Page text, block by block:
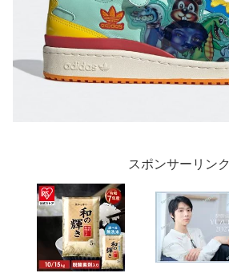
スポンサーリンク